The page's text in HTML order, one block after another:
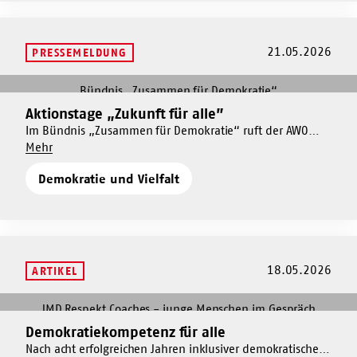
PRESSEMELDUNG 21.05.2026
Aktionstage
„Zukunft
Aktionstage „Zukunft für alle”
Im Bündnis „Zusammen für Demokratie“ ruft der AWO
Bundesverband vom 23. Mai bis 7. Juni 2026 zu den
Grundgesetzes finden bundesweit über 60
Mehr
dazu
Aktionstage
für
MehrUm
„Zukunft
Demokratie und Vielfalt
ARTIKEL 18.05.2026
Demokratiekompetenz
Demokratiekompetenz für alle
Nach acht erfolgreichen Jahren inklusiver demokratischer
Mehr
dazu